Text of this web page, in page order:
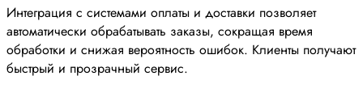
Интеграция с системами оплаты и доставки позволяет
автоматически обрабатывать заказы, сокращая время
обработки и снижая вероятность ошибок. Клиенты получают
быстрый и прозрачный сервис.